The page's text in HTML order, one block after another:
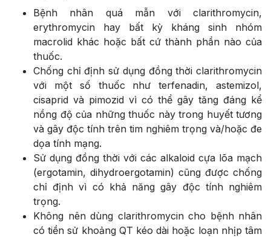
Bệnh nhân quá mẫn với clarithromycin,
erythromycin hay bất kỳ kháng sinh nhóm
macrolid khác hoặc bất cứ thành phần nào của
thuốc.
Chống chỉ định sử dụng đồng thời clarithromycin
với một số thuốc như terfenadin, astemizol,
cisaprid và pimozid vì có thể gây tăng đáng kể
nồng độ của những thuốc này trong huyết tương
và gây độc tính trên tim nghiêm trọng và/hoặc đe
dọa tính mạng.
Sử dụng đồng thời với các alkaloid cựa lõa mạch
(ergotamin, dihydroergotamin) cũng được chống
chỉ định vì có khả năng gây độc tính nghiêm
trọng.
Không nên dùng clarithromycin cho bệnh nhân
có tiền sử khoảng QT kéo dài hoặc loạn nhịp tâm